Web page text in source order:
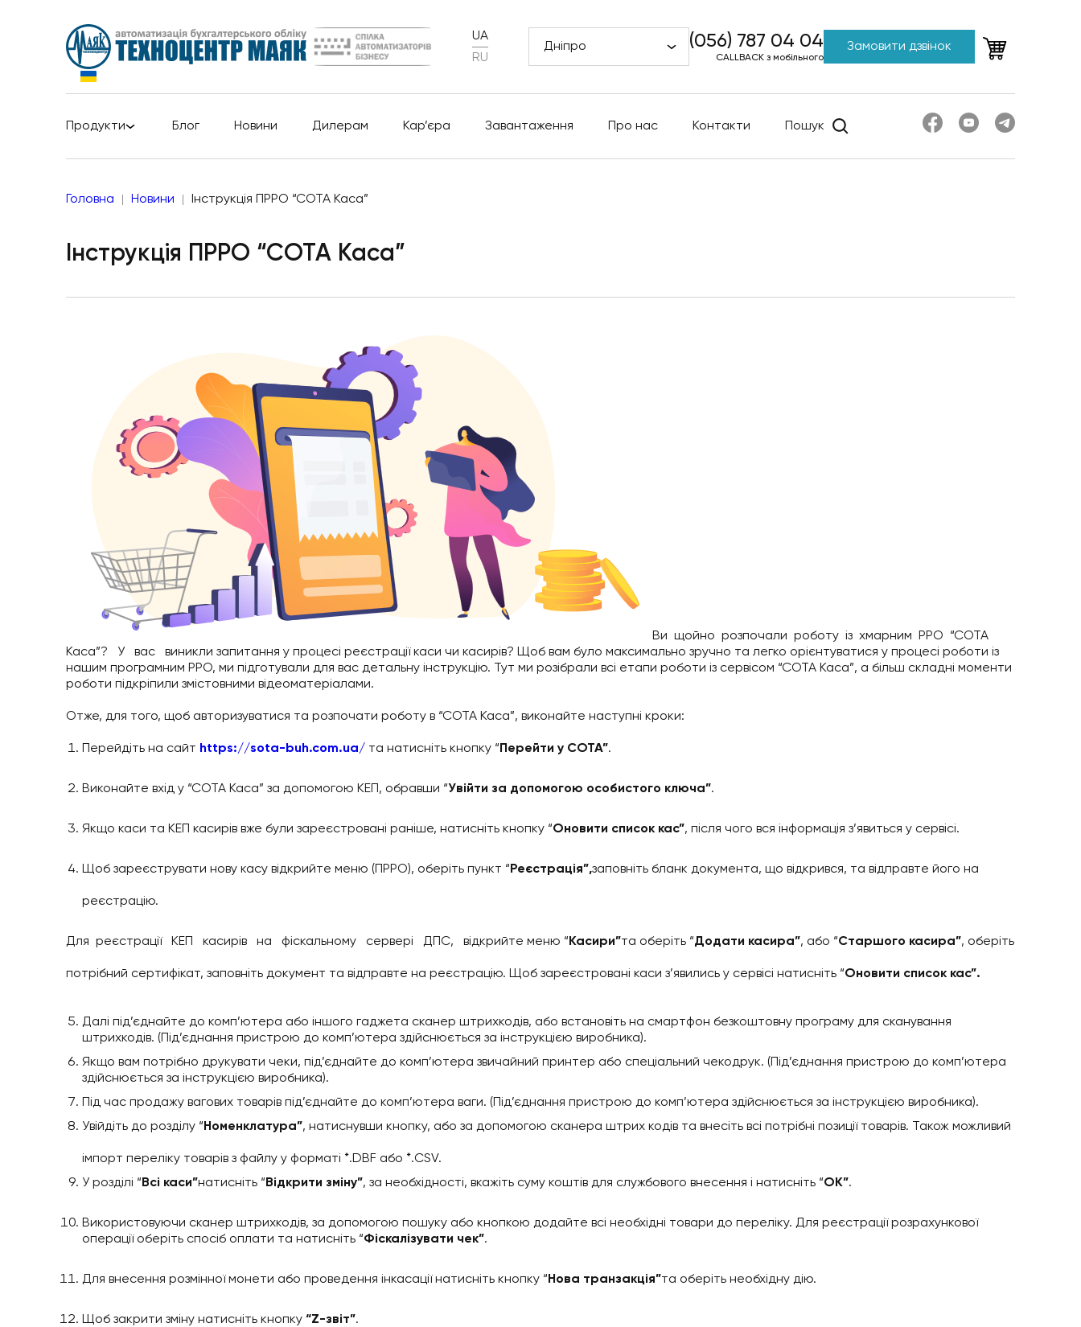
UA
RU
Дніпро (056) 787 04 04
CALLBACK з мобільного
Замовити дзвінок
Продукти Блог Новини Дилерам Кар’єра Завантаження Про нас Контакти Пошук
Головна Новини Інструкція ПРРО “СОТА Каса”
Інструкція ПРРО “СОТА Каса”
Ви щойно розпочали роботу із хмарним РРО “СОТА
Каса”? У вас виникли запитання у процесі реєстрації каси чи касирів? Щоб вам було максимально зручно та легко орієнтуватися у процесі роботи із
нашим програмним РРО, ми підготували для вас детальну інструкцію. Тут ми розібрали всі етапи роботи із сервісом “СОТА Каса”, а більш складні моменти
роботи підкріпили змістовними відеоматеріалами.
Отже, для того, щоб авторизуватися та розпочати роботу в “СОТА Каса”, виконайте наступні кроки:
Перейдіть на сайт https://sota-buh.com.ua/ та натисніть кнопку “ Перейти у СОТА”.
Виконайте вхід у “СОТА Каса” за допомогою КЕП, обравши “Увійти за допомогою особистого ключа”.
Якщо каси та КЕП касирів вже були зареєстровані раніше, натисніть кнопку “Оновити список кас”, після чого вся інформація з’явиться у сервісі.
Щоб зареєструвати нову касу відкрийте меню (ПРРО), оберіть пункт “ Реєстрація”,заповніть бланк документа, що відкрився, та відправте його на
реєстрацію.
Для реєстрації КЕП касирів на фіскальному сервері ДПС, відкрийте меню “ Касири”та оберіть “Додати касира”, або “Старшого касира”, оберіть
потрібний сертифікат, заповніть документ та відправте на реєстрацію. Щоб зареєстровані каси з’явились у сервісі натисніть “Оновити список кас”.
Далі під’єднайте до комп’ютера або іншого гаджета сканер штрихкодів, або встановіть на смартфон безкоштовну програму для сканування
штрихкодів. (Під’єднання пристрою до комп’ютера здійснюється за інструкцією виробника).
Якщо вам потрібно друкувати чеки, під’єднайте до комп’ютера звичайний принтер або спеціальний чекодрук. (Під’єднання пристрою до комп’ютера
здійснюється за інструкцією виробника).
Під час продажу вагових товарів під’єднайте до комп’ютера ваги. (Під’єднання пристрою до комп’ютера здійснюється за інструкцією виробника).
Увійдіть до розділу “ Номенклатура”, натиснувши кнопку, або за допомогою сканера штрих кодів та внесіть всі потрібні позиції товарів. Також можливий
імпорт переліку товарів з файлу у форматі *.DBF або *.CSV.
У розділі “ Всі каси”натисніть “ Відкрити зміну”, за необхідності, вкажіть суму коштів для службового внесення і натисніть “ОК”.
Використовуючи сканер штрихкодів, за допомогою пошуку або кнопкою додайте всі необхідні товари до переліку. Для реєстрації розрахункової
операції оберіть спосіб оплати та натисніть “Фіскалізувати чек”.
Для внесення розмінної монети або проведення інкасації натисніть кнопку “ Нова транзакція”та оберіть необхідну дію.
Щоб закрити зміну натисніть кнопку “Z-звіт”.